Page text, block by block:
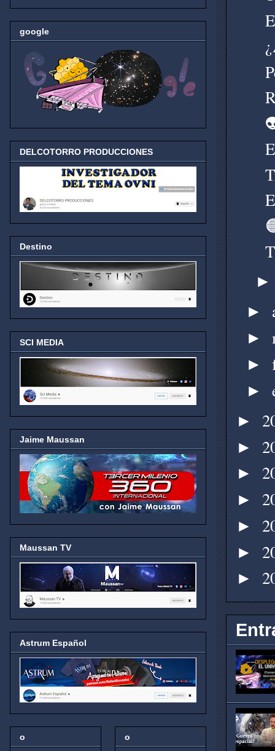
►
►
►
►
►
►
►
►
►
►
►
google
DELCOTORRO PRODUCCIONES
Destino
SCI MEDIA
Jaime Maussan
Maussan TV
Astrum Español
o o